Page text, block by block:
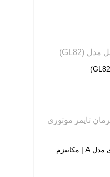
سیستم تنظیم تایمر موتوری مدل A | مکانیزم